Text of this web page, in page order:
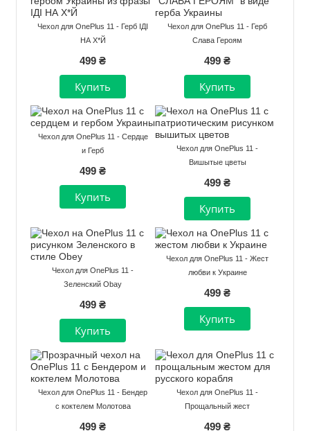
Чехол для OnePlus 11 - Герб ІДІ
НА Х*Й
499 ₴
Чехол для OnePlus 11 - Герб
Слава Героям
499 ₴
Чехол для OnePlus 11 - Сердце
и Герб
499 ₴
Чехол для OnePlus 11 -
Вишытые цветы
499 ₴
Чехол для OnePlus 11 -
Зеленский Obay
499 ₴
Чехол для OnePlus 11 - Жест
любви к Украине
499 ₴
Чехол для OnePlus 11 - Бендер
с коктелем Молотова
499 ₴
Чехол для OnePlus 11 -
Прощальный жест
499 ₴